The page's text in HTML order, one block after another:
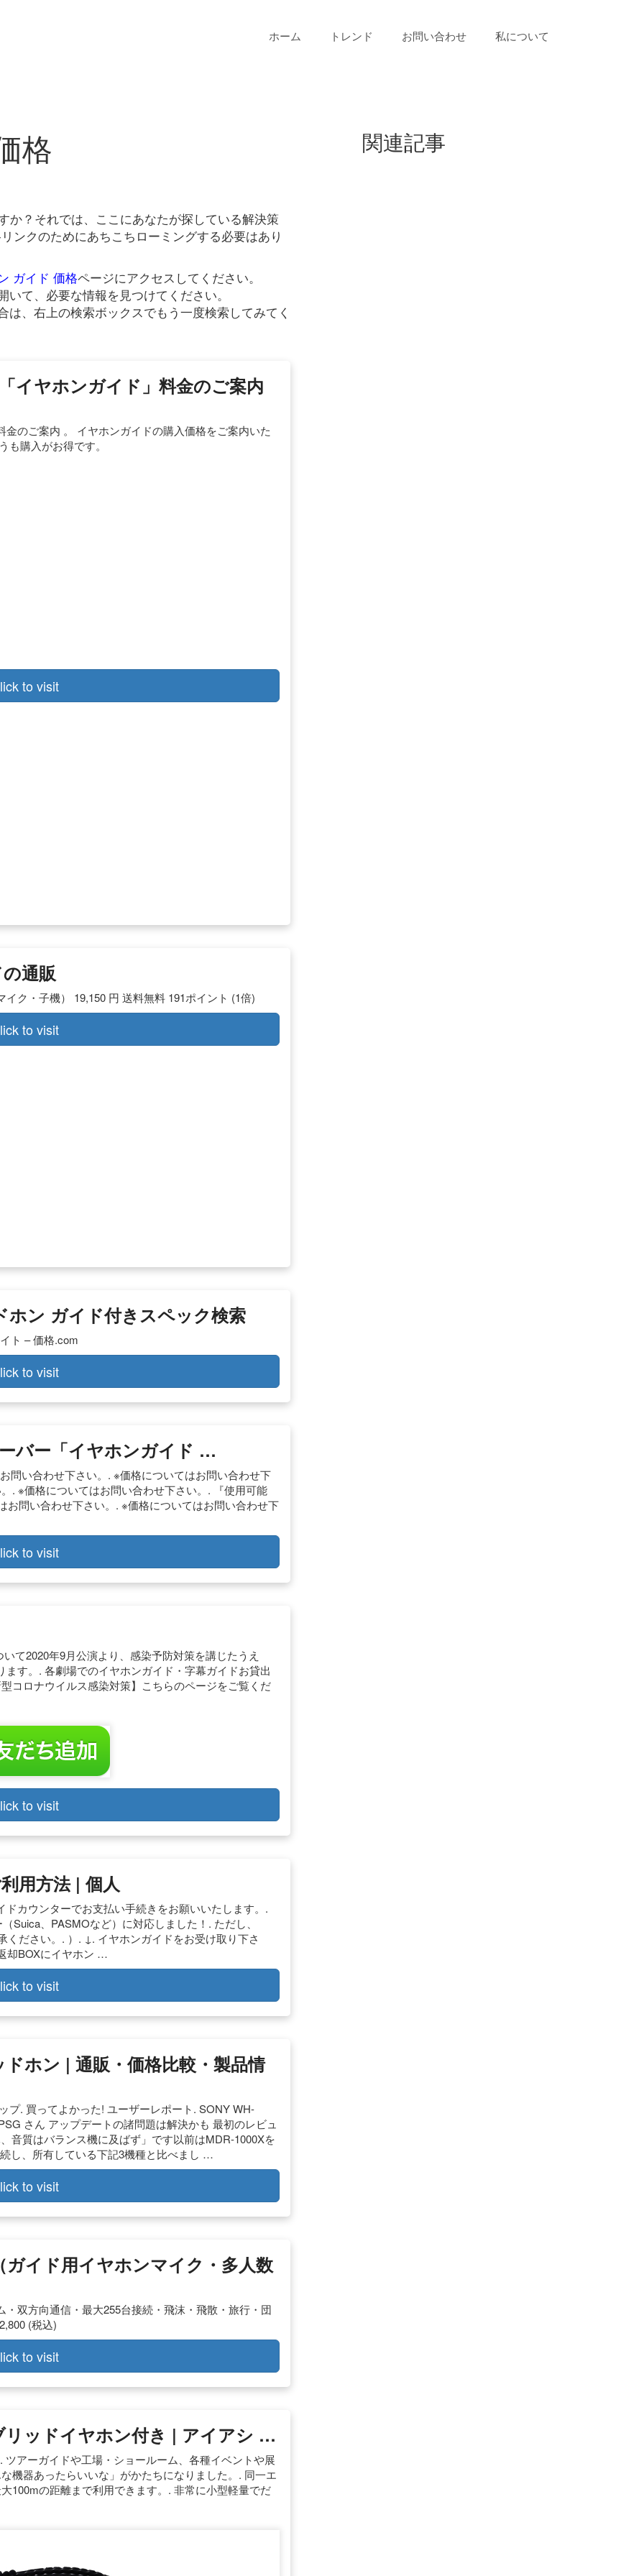
ホーム トレンド お問い合わせ 私について
格
か？それでは、ここにあなたが探している解決策
ンクのためにあちこちローミングする必要はあり
ガイド 価格ページにアクセスしてください。
て、必要な情報を見つけてください。
は、右上の検索ボックスでもう一度検索してみてく
イヤホンガイド」料金のご案内
のご案内 。 イヤホンガイドの購入価格をご案内いた
購入がお得です。
to visit
通販
ク・子機） 19,150 円 送料無料 191ポイント (1倍)
to visit
ン ガイド付きスペック検索
ト – 価格.com
to visit
バー「イヤホンガイド …
問い合わせ下さい。. ※価格についてはお問い合わせ下
. ※価格についてはお問い合わせ下さい。. 『使用可能
問い合わせ下さい。. ※価格についてはお問い合わせ下
to visit
て2020年9月公演より、感染予防対策を講じたうえ
す。. 各劇場でのイヤホンガイド・字幕ガイドお貸出
コロナウイルス感染対策】こちらのページをご覧くだ
to visit
用方法 | 個人
カウンターでお支払い手続きをお願いいたします。.
Suica、PASMOなど）に対応しました！. ただし、
ださい。. ）. ↓. イヤホンガイドをお受け取り下さ
却BOXにイヤホン …
to visit
ホン | 通販・価格比較・製品情
プ. 買ってよかった! ユーザーレポート. SONY WH-
さん アップデートの諸問題は解決かも 最初のレビュ
音質はバランス機に及ばず」です以前はMDR-1000Xを
し、所有している下記3機種と比べまし …
to visit
イド用イヤホンマイク・多人数
双方向通信・最大255台接続・飛沫・飛散・旅行・団
(税込)
to visit
ッドイヤホン付き | アイアシ …
アーガイドや工場・ショールーム、各種イベントや展
機器あったらいいな」がかたちになりました。. 同一エ
100mの距離まで利用できます。. 非常に小型軽量でだ
関連記事